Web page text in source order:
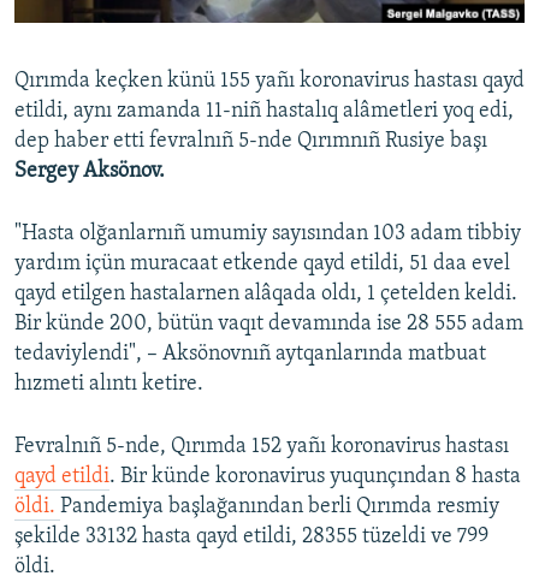
Українською
QOŞULIÑIZ!
Qırımda keçken künü 155 yañı koronavirus hastası qayd
etildi, aynı zamanda 11-niñ hastalıq alâmetleri yoq edi,
dep haber etti fevralnıñ 5-nde Qırımnıñ Rusiye başı
Sergey Aksönov.
"Hasta olğanlarnıñ umumiy sayısından 103 adam tibbiy
yardım içün muracaat etkende qayd etildi, 51 daa evel
qayd etilgen hastalarnen alâqada oldı, 1 çetelden keldi.
Bir künde 200, bütün vaqıt devamında ise 28 555 adam
tedaviylendi", – Aksönovnıñ aytqanlarında matbuat
hızmeti alıntı ketire.
Fevralnıñ 5-nde, Qırımda 152 yañı koronavirus hastası
qayd etildi. Bir künde koronavirus yuqunçından 8 hasta
öldi. Pandemiya başlağanından berli Qırımda resmiy
şekilde 33132 hasta qayd etildi, 28355 tüzeldi ve 799
öldi.